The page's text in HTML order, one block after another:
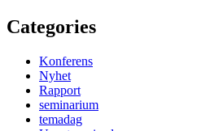
Categories
Konferens
Nyhet
Rapport
seminarium
temadag